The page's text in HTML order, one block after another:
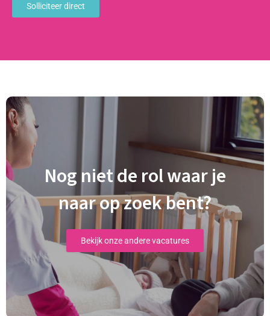
Solliciteer direct
Nog niet de rol waar je
naar op zoek bent?
Bekijk onze andere vacatures